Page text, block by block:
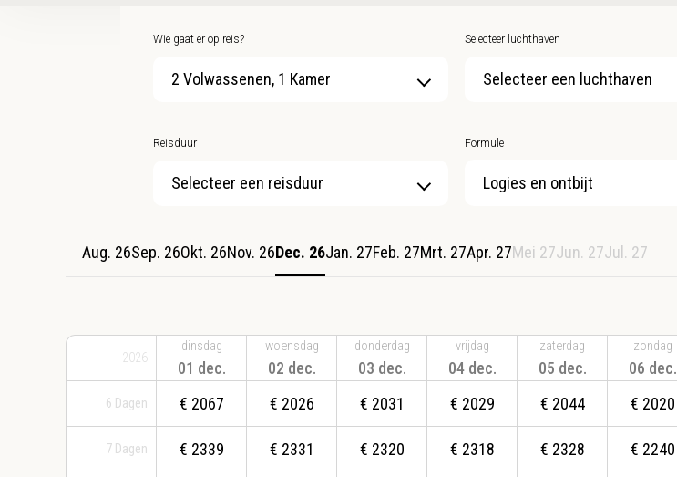
Wie gaat er op reis?
2 Volwassenen, 1 Kamer
Selecteer luchthaven
Selecteer een luchthaven
Reisduur
Selecteer een reisduur
Formule
Aug. 26Sep. 26Okt. 26Nov. 26Dec. 26Jan. 27Feb. 27Mrt. 27Apr. 27Mei 27Jun. 27Jul. 27
2026
6 Dagen
7 Dagen
dinsdag
01 dec.
€ 2067
€ 2339
woensdag
02 dec.
€ 2026
€ 2331
donderdag
03 dec.
€ 2031
€ 2320
vrijdag
04 dec.
€ 2029
€ 2318
zaterdag
05 dec.
€ 2044
€ 2328
zondag
06 dec.
€ 2020
€ 2240